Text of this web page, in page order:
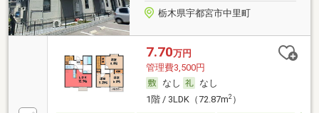
栃木県宇都宮市中里町
7.70万円
管理費3,500円
なし
なし
1階 / 3LDK（72.87m2）